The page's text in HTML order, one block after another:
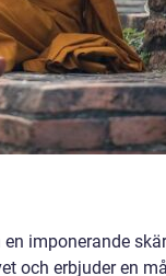
imponerande
och erbjuder en